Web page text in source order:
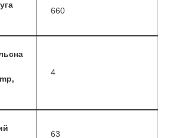
660
4
63